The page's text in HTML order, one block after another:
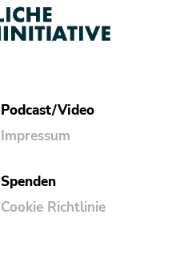
Podcast/Video
Impressum
Spenden
Cookie Richtlinie